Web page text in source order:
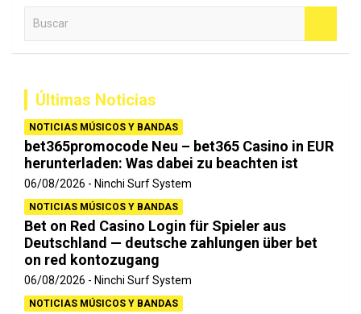
Últimas Noticias
NOTICIAS MÚSICOS Y BANDAS
bet365promocode Neu – bet365 Casino in EUR
herunterladen: Was dabei zu beachten ist
06/08/2026 Ninchi Surf System
NOTICIAS MÚSICOS Y BANDAS
Bet on Red Casino Login für Spieler aus
Deutschland — deutsche zahlungen über bet
on red kontozugang
06/08/2026 Ninchi Surf System
NOTICIAS MÚSICOS Y BANDAS